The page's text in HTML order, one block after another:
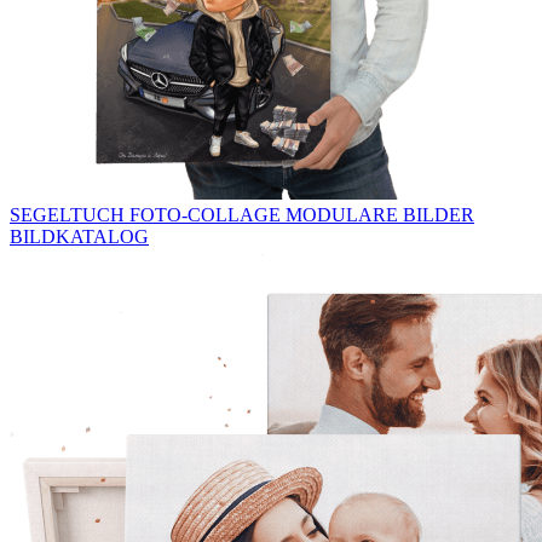
SEGELTUCH FOTO-COLLAGE MODULARE BILDER
BILDKATALOG